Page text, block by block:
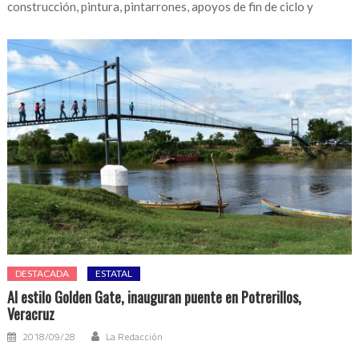
construcción, pintura, pintarrones, apoyos de fin de ciclo y
DESTACADA ESTATAL
Al estilo Golden Gate, inauguran puente en Potrerillos,
Veracruz
2018/09/28 La Redacción